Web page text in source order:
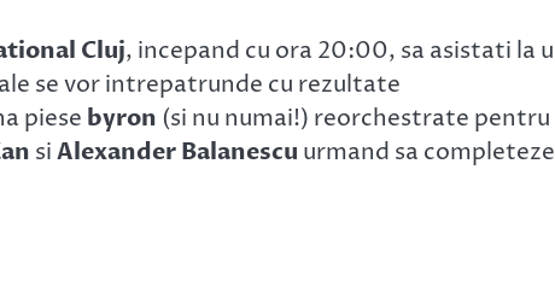
Cluj, incepand cu ora 20:00, sa asistati la
se vor intrepatrunde cu rezultate
piese byron (si nu numai!) reorchestrate pentru
siAlexander Balanescu urmand sa completeze